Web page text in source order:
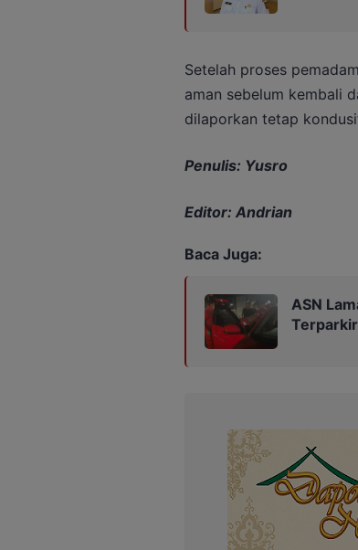
Setelah proses
aman sebelum kembali
dilaporkan tetap
Penulis: Yusro
Editor: Andrian
Baca Juga:
ASN